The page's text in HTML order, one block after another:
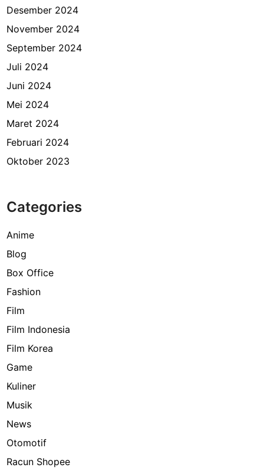
Desember 2024
November 2024
September 2024
Juli 2024
Juni 2024
Mei 2024
Maret 2024
Februari 2024
Oktober 2023
Categories
Anime
Blog
Box Office
Fashion
Film
Film Indonesia
Film Korea
Game
Kuliner
Musik
News
Otomotif
Racun Shopee